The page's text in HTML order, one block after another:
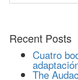
Recent Posts
Cuatro
The